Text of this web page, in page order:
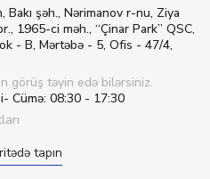
Bakı şəh., Nərimanov r-nu, Ziya
1965-ci məh., “Çinar Park” QSC,
- B, Mərtəbə - 5, Ofis - 47/4,
görüş təyin edə bilərsiniz.
Cümə: 08:30 - 17:30
tapın